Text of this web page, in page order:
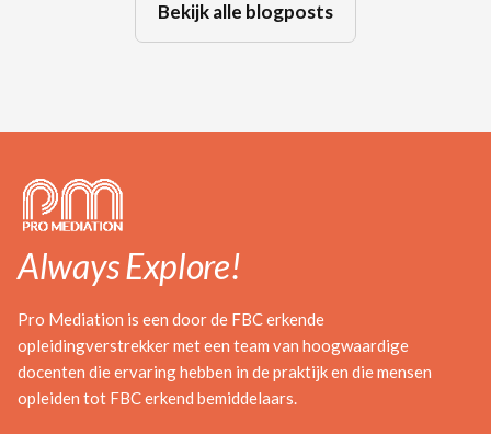
Bekijk alle blogposts
Always Explore!
Pro Mediation is een door de FBC erkende
opleidingverstrekker met een team van hoogwaardige
docenten die ervaring hebben in de praktijk en die mensen
opleiden tot FBC erkend bemiddelaars.